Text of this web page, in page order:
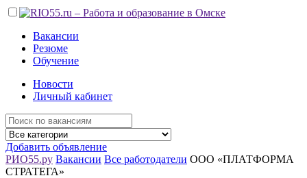
Вакансии
Резюме
Обучение
Новости
Личный кабинет
Добавить объявление
РИО55.ру Вакансии Все работодатели ООО «ПЛАТФОРМА
СТРАТЕГА»